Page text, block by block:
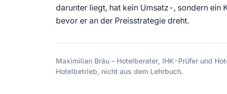
darunter liegt, hat kein Umsatz-, sondern ein
bevor er an der Preisstrategie dreht.
Maximilian Bräu – Hotelberater, IHK-Prüfer und
Hotelbetrieb, nicht aus dem Lehrbuch.